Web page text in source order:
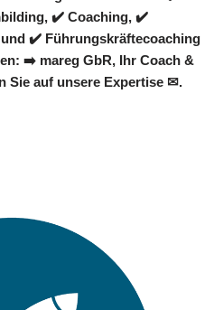
✔️ Coaching, ✔️
✔️ Führungskräftecoaching
➡️ mareg GbR, Ihr Coach &
Sie auf unsere Expertise ✉.